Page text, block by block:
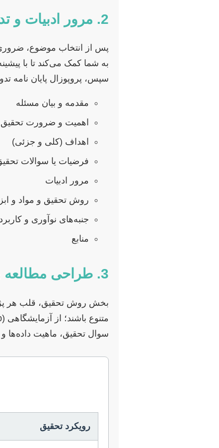
2. مرور ادبیات و تدوین پروپوزال
به شما کمک می‌کند تا با
سپس، پروپوزال پایان نامه
مقدمه و بیان مسئله
اهمیت و ضرورت تحقیق
اهداف (کلی و جزئی)
فرضیات یا سوالات
مرور ادبیات
روش تحقیق و مواد و
جنبه‌های نوآوری و
منابع
3. طراحی مطالعه و روش تحقیق
بخش روش تحقیق، قلب هر
سوال تحقیق، ماهیت داده‌ها
رویکرد تحقیق